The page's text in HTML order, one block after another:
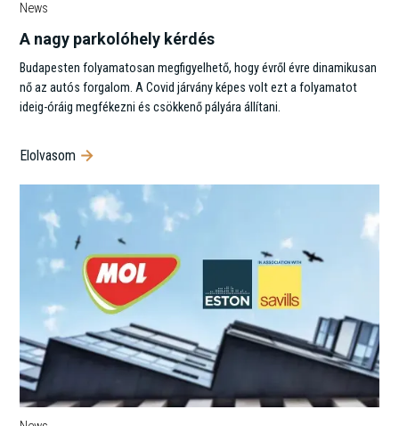
News
A nagy parkolóhely kérdés
Budapesten folyamatosan megfigyelhető, hogy évről évre dinamikusan
nő az autós forgalom. A Covid járvány képes volt ezt a folyamatot
ideig-óráig megfékezni és csökkenő pályára állítani.
Elolvasom